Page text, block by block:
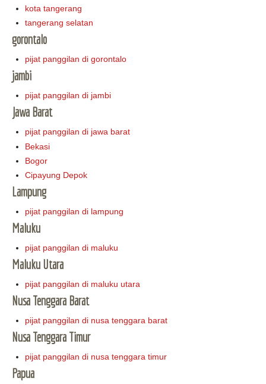
kota tangerang
tangerang selatan
gorontalo
pijat panggilan di gorontalo
jambi
pijat panggilan di jambi
Jawa Barat
pijat panggilan di jawa barat
Bekasi
Bogor
Cipayung Depok
Lampung
pijat panggilan di lampung
Maluku
pijat panggilan di maluku
Maluku Utara
pijat panggilan di maluku utara
Nusa Tenggara Barat
pijat panggilan di nusa tenggara barat
Nusa Tenggara Timur
pijat panggilan di nusa tenggara timur
Papua